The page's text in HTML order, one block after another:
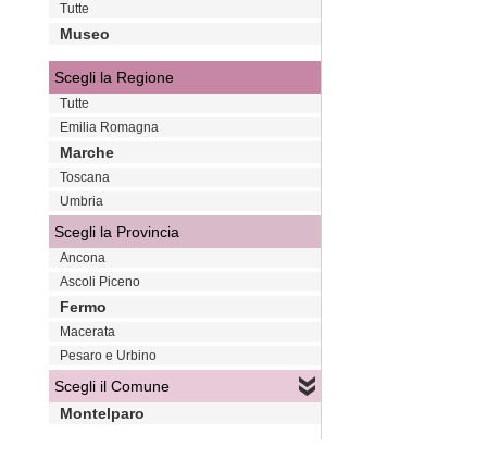
Tutte
Museo
Scegli la Regione
Tutte
Emilia Romagna
Marche
Toscana
Umbria
Scegli la Provincia
Ancona
Ascoli Piceno
Fermo
Macerata
Pesaro e Urbino
Scegli il Comune
Montelparo